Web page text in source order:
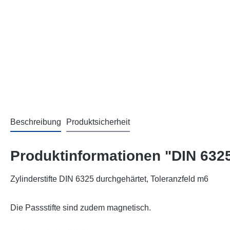
Beschreibung Produktsicherheit
Produktinformationen "DIN
Zylinderstifte DIN 6325 durchgehärtet, Toleranzfeld m6
Die Passstifte sind zudem magnetisch.